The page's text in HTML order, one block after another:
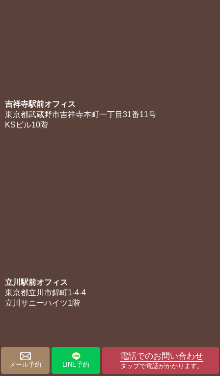
メール予約 LINE予約
電話でのお問い合わせ
タップで電話がかかります。
吉祥寺駅前オフィス
東京都武蔵野市吉祥寺本町一丁目31番11号
KSビル10階
立川駅前オフィス
東京都立川市錦町1-4-4
立川サニーハイツ1階